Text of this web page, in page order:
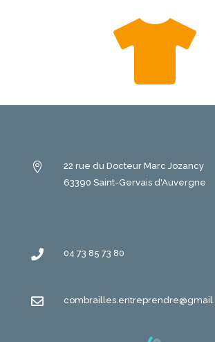


22 rue du Docteur Marc Jozancy
63390 Saint-Gervais d'Auvergne
 04 73 85 73 80
